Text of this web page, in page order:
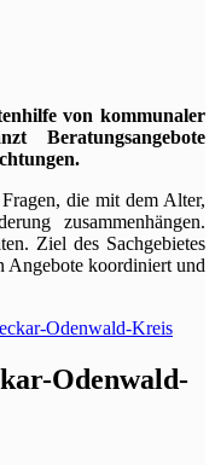
von kommunaler
Beratungsangebote
die mit dem Alter,
zusammenhängen.
Ziel des Sachgebietes
Angebote koordiniert und
Odenwald-Kreis
Odenwald-